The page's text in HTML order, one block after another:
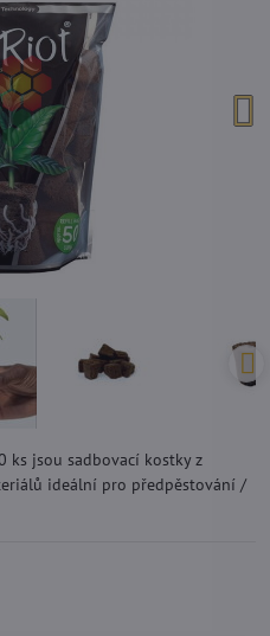
ks jsou sadbovací kostky z
ideální pro předpěstování /